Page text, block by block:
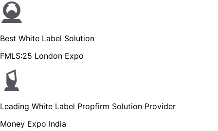
Best White Label Solution
FMLS:25 London Expo
Leading White Label Propfirm Solution Provider
Money Expo India